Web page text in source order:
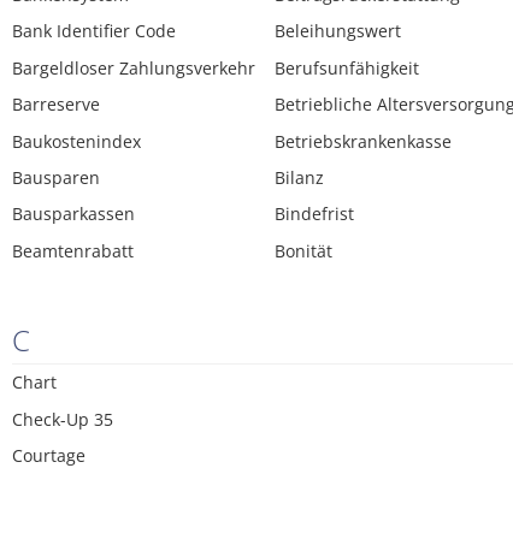
Bank Identifier Code
Bargeldloser Zahlungsverkehr
Barreserve
Baukostenindex
Bausparen
Bausparkassen
Beamtenrabatt
Beleihungswert
Berufsunfähigkeit
Betriebliche
Betriebskrankenkasse
Bilanz
Bindefrist
Bonität
C
Chart
Check-Up 35
Courtage